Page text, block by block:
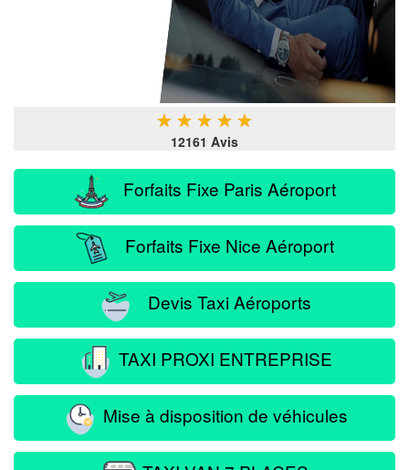
★ ★ ★ ★ ★
12161 Avis
Forfaits Fixe Paris Aéroport
Forfaits Fixe Nice Aéroport
Devis Taxi Aéroports
TAXI PROXI ENTREPRISE
Mise à disposition de véhicules